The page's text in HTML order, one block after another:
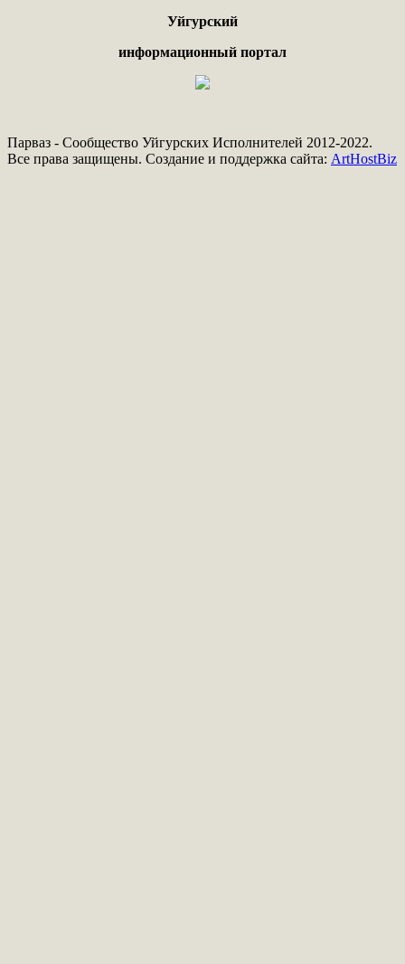
Уйгурский
информационный портал
Парваз - Сообщество Уйгурских Исполнителей 2012-2022.
Все права защищены. Создание и поддержка сайта: ArtHostBiz